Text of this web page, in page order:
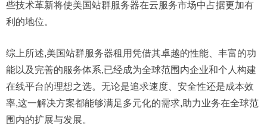
些技术革新将使美国站群服务器在云服务市场中占据更加有
利的地位。
综上所述,美国站群服务器租用凭借其卓越的性能、丰富的功
能以及完善的服务体系,已经成为全球范围内企业和个人构建
在线平台的理想之选。无论是追求速度、安全性还是成本效
率,这一解决方案都能够满足多元化的需求,助力业务在全球范
围内的扩展与发展。